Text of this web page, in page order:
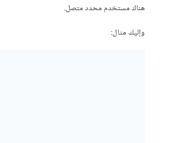
هناك مستخدم محدد متصل.
وإليك مثال: